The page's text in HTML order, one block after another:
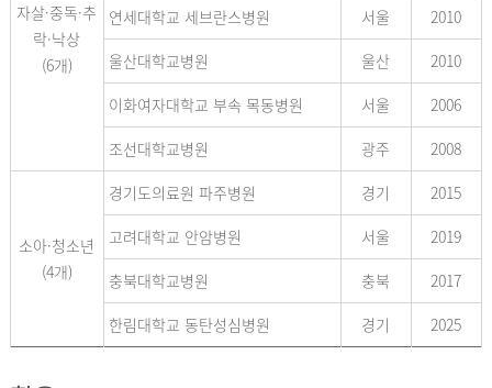
자살·중독·추
락·낙상
(6개)
연세대학교 세브란스병원
서울
2010
울산대학교병원
울산
2010
이화여자대학교 부속 목동병원
서울
2006
조선대학교병원
광주 2008
소아·청소년
(4개)
경기도의료원 파주병원 경기
2015
고려대학교 안암병원
서울
2019
충북대학교병원
충북
2017
한림대학교 동탄성심병원
경기 2025